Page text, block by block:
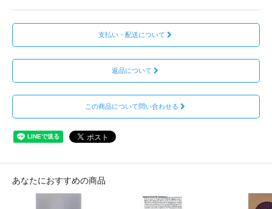
支払い・配送について
返品について
この商品について問い合わせる
あなたにおすすめの商品